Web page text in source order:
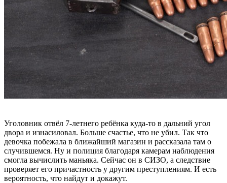
Уголовник отвёл 7-летнего ребёнка куда-то в дальний угол
двора и изнасиловал. Больше счастье, что не убил. Так что
девочка побежала в ближайший магазин и рассказала там о
случившемся. Ну и полиция благодаря камерам наблюдения
смогла вычислить маньяка. Сейчас он в СИЗО, а следствие
проверяет его причастность у другим преступлениям. И есть
вероятность, что найдут и докажут.